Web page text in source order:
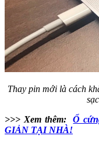
Thay pin mới là cách
>>> Xem thêm:
Ổ
GIẢN TẠI NHÀ!